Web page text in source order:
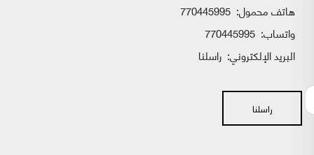
هاتف محمول: 770445995
واتساب:
البريد الإلكتروني: راسلنا
راسلنا